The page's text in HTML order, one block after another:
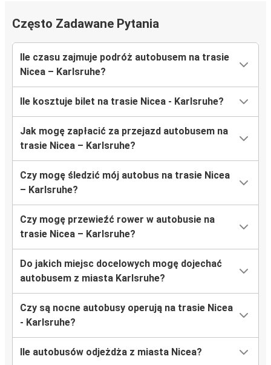
Często Zadawane Pytania
Ile czasu zajmuje podróż autobusem na trasie
Nicea – Karlsruhe?
Ile kosztuje bilet na trasie Nicea - Karlsruhe?
Jak mogę zapłacić za przejazd autobusem na
trasie Nicea – Karlsruhe?
Czy mogę śledzić mój autobus na trasie Nicea
– Karlsruhe?
Czy mogę przewieźć rower w autobusie na
trasie Nicea – Karlsruhe?
Do jakich miejsc docelowych mogę dojechać
autobusem z miasta Karlsruhe?
Czy są nocne autobusy operują na trasie Nicea
- Karlsruhe?
Ile autobusów odjeżdża z miasta Nicea?